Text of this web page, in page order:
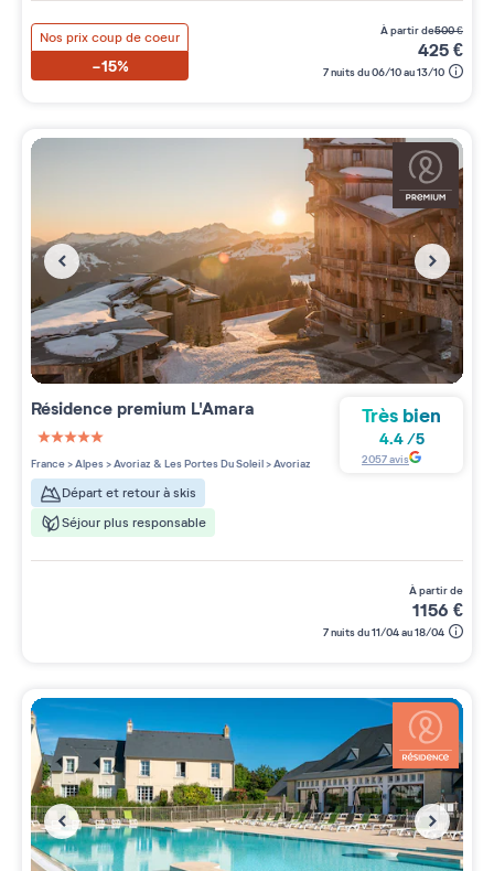
Nos prix coup de coeur
-15%
à partir de500€
425€
7 nuits du 06/10 au 13/10
Résidence premium L'Amara
5 étoiles sur 5
France>Alpes>Avoriaz & Les Portes Du Soleil>Avoriaz
Départ et retour à skis
Séjour plus responsable
Très bien
4.4/5
2057avis
à partir de
1156 €
7 nuits du 11/04 au 18/04